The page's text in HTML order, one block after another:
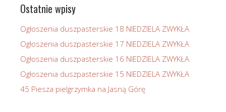
Ostatnie wpisy
Ogłoszenia duszpasterskie 18 NIEDZIELA ZWYKŁA
Ogłoszenia duszpasterskie 17 NIEDZIELA ZWYKŁA
Ogłoszenia duszpasterskie 16 NIEDZIELA ZWYKŁA
Ogłoszenia duszpasterskie 15 NIEDZIELA ZWYKŁA
45 Piesza pielgrzymka na Jasną Górę